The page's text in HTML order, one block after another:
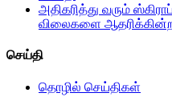
அதிகரித்து வரும்
விலைகளை
செய்தி
தொழில் செய்திகள்